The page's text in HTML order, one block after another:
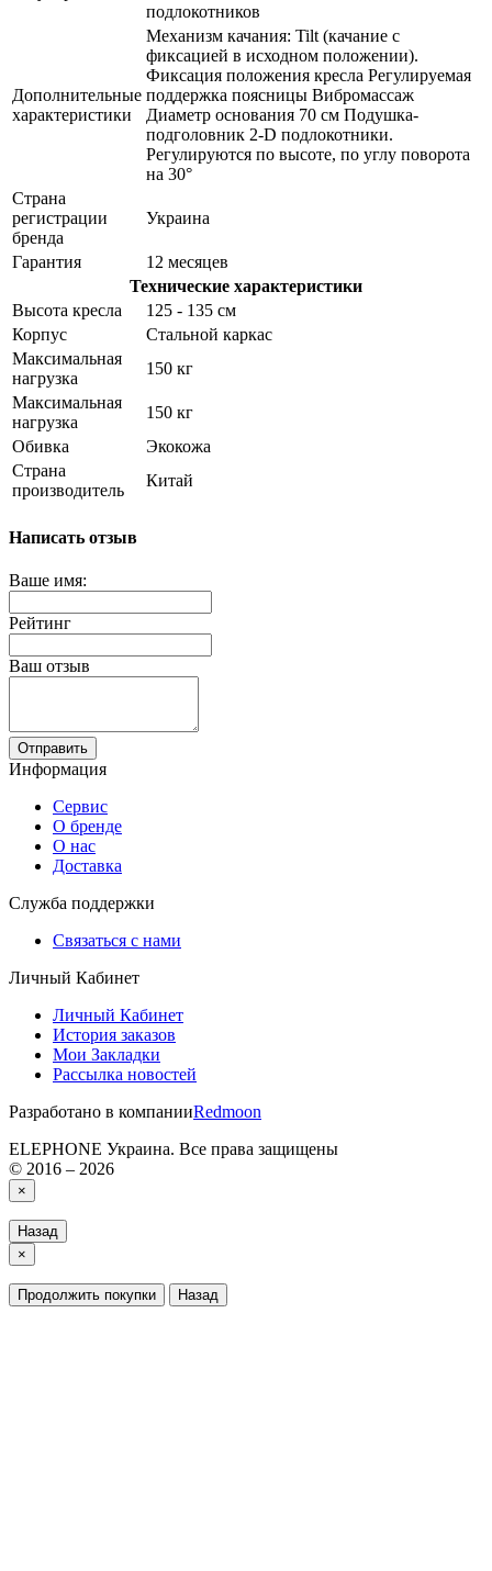
подлокотников
Дополнительные
характеристики
Механизм качания: Tilt (качание с
фиксацией в исходном положении).
Фиксация положения кресла Регулируемая
поддержка поясницы Вибромассаж
Диаметр основания 70 см Подушка-
подголовник 2-D подлокотники.
Регулируются по высоте, по углу поворота
на 30°
Страна
регистрации
бренда
Украина
Гарантия
12 месяцев
Технические характеристики
Высота кресла
125 - 135 см
Корпус
Стальной каркас
Максимальная
нагрузка
150 кг
Максимальная
нагрузка
150 кг
Обивка
Экокожа
Страна
производитель
Китай
Написать отзыв
Ваше имя:
Рейтинг
Ваш отзыв
Отправить
Информация
Сервис
О бренде
О нас
Доставка
Служба поддержки
Связаться с нами
Личный Кабинет
Личный Кабинет
История заказов
Мои Закладки
Рассылка новостей
Разработано в компанииRedmoon
ELEPHONE Украина. Все права защищены
© 2016 – 2026
×
Назад
×
Продолжить покупки Назад